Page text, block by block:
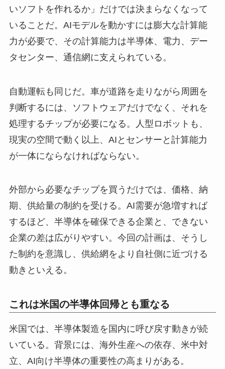
いソフトを作れるか」だけでは決まらなくなって
いることだ。AIモデルを動かすには膨大な計算能
力が必要で、その計算能力は半導体、電力、デー
タセンター、通信網に支えられている。
自動運転も同じだ。車が道路を走りながら周囲を
判断するには、ソフトウェアだけでなく、それを
処理するチップが必要になる。人型ロボットも、
現実の空間で動く以上、AIとセンサーと計算能力
が一体にならなければならない。
外部から必要なチップを買うだけでは、価格、納
期、供給量の制約を受ける。AI需要が急増すれば
するほど、半導体を確保できる企業と、できない
企業の差は広がりやすい。今回の計画は、そうし
た制約を意識し、供給網をより自社側に近づける
動きといえる。
これは米国の半導体回帰とも重なる
米国では、半導体製造を国内に呼び戻す動きが続
いている。背景には、海外生産への依存、米中対
立、AI向け半導体の重要性の高まりがある。